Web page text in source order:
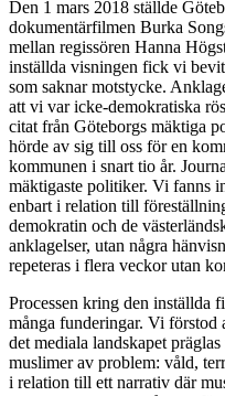
Den 1 mars 2018 ställde
dokumentärfilmen Burka
mellan regissören Hanna
inställda visningen fick vi
som saknar motstycke.
att vi var icke-demokratiska
citat från Göteborgs mäktiga
hörde av sig till oss för en
kommunen i snart tio år.
mäktigaste politiker. Vi fanns
enbart i relation till
demokratin och de
anklagelser, utan några
repeteras i flera veckor utan
Processen kring den inställda
många funderingar. Vi förstod
det mediala landskapet
muslimer av problem: våld,
i relation till ett narrativ där